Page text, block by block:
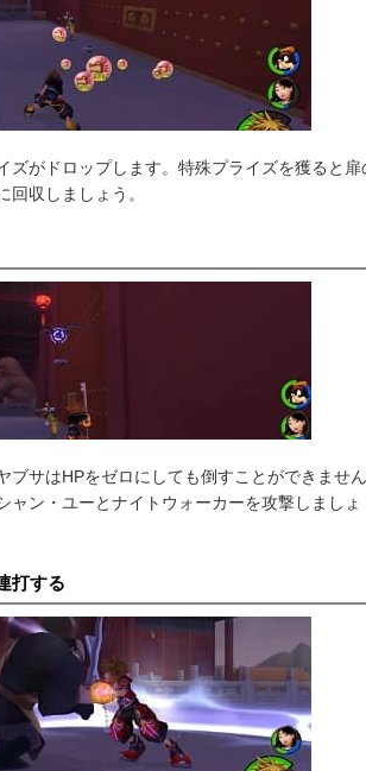
ズがドロップします。特殊プライズを獲ると扉
収しましょう。
サはHPをゼロにしても倒すことができません
ャン・ユーとナイトウォーカーを攻撃しましょ
打する